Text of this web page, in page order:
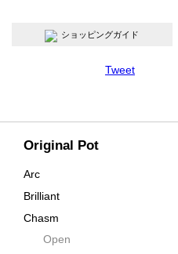
Original Pot
Arc
Brilliant
Chasm
ContraOpen
ショッピングガイド
Tweet